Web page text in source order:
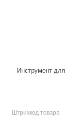
Инструмент
Штрихкод товара